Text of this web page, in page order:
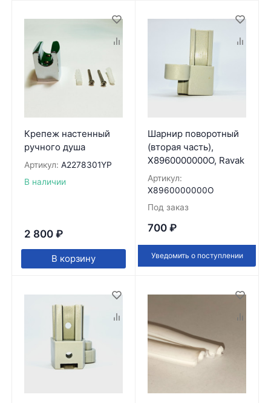
Крепеж настенный
ручного душа
Артикул: A2278301YP
В наличии
2 800 ₽
В корзину
Шарнир поворотный
(вторая часть),
X8960000000O, Ravak
Артикул:
X8960000000O
Под заказ
700 ₽
Уведомить о поступлении